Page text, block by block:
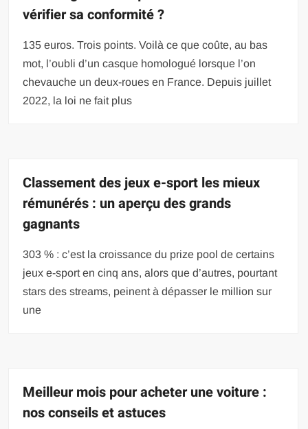
vérifier sa conformité ?
135 euros. Trois points. Voilà ce que coûte, au bas
mot, l’oubli d’un casque homologué lorsque l’on
chevauche un deux-roues en France. Depuis juillet
2022, la loi ne fait plus
Classement des jeux e-sport les mieux
rémunérés : un aperçu des grands
gagnants
303 % : c’est la croissance du prize pool de certains
jeux e-sport en cinq ans, alors que d’autres, pourtant
stars des streams, peinent à dépasser le million sur
une
Meilleur mois pour acheter une voiture :
nos conseils et astuces